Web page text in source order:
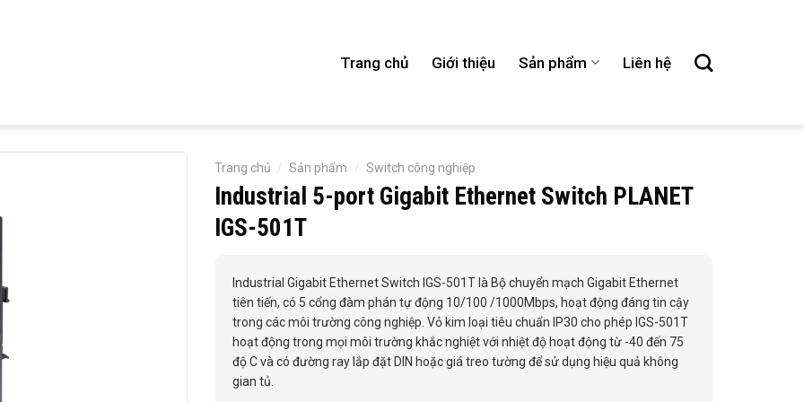
Trang chủ Giới thiệu Sản phẩm Liên hệ
Trang chủ / Sản phẩm / Switch công nghiệp
Industrial 5-port Gigabit Ethernet Switch PLANET
IGS-501T
Industrial Gigabit Ethernet Switch IGS-501T là Bộ chuyển mạch Gigabit Ethernet
tiên tiến, có 5 cổng đàm phán tự động 10/100 /1000Mbps, hoạt động đáng tin cậy
trong các môi trường công nghiệp. Vỏ kim loại tiêu chuẩn IP30 cho phép IGS-501T
hoạt động trong mọi môi trường khắc nghiệt với nhiệt độ hoạt động từ -40 đến 75
độ C và có đường ray lắp đặt DIN hoặc giá treo tường để sử dụng hiệu quả không
gian tủ.